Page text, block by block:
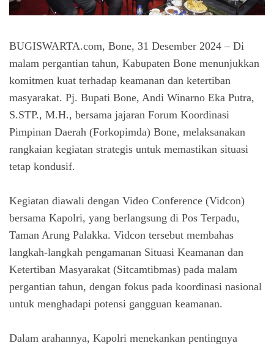
BUGISWARTA.com, Bone, 31 Desember 2024 – Di
malam pergantian tahun, Kabupaten Bone menunjukkan
komitmen kuat terhadap keamanan dan ketertiban
masyarakat. Pj. Bupati Bone, Andi Winarno Eka Putra,
S.STP., M.H., bersama jajaran Forum Koordinasi
Pimpinan Daerah (Forkopimda) Bone, melaksanakan
rangkaian kegiatan strategis untuk memastikan situasi
tetap kondusif.
Kegiatan diawali dengan Video Conference (Vidcon)
bersama Kapolri, yang berlangsung di Pos Terpadu,
Taman Arung Palakka. Vidcon tersebut membahas
langkah-langkah pengamanan Situasi Keamanan dan
Ketertiban Masyarakat (Sitcamtibmas) pada malam
pergantian tahun, dengan fokus pada koordinasi nasional
untuk menghadapi potensi gangguan keamanan.
Dalam arahannya, Kapolri menekankan pentingnya